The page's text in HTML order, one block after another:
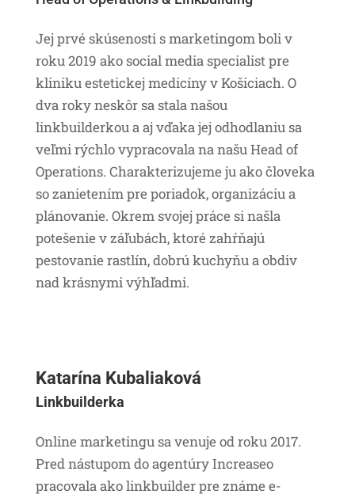
Jej prvé skúsenosti s marketingom boli v
roku 2019 ako social media specialist pre
kliniku estetickej medicíny v Košiciach. O
dva roky neskôr sa stala našou
linkbuilderkou a aj vďaka jej odhodlaniu sa
veľmi rýchlo vypracovala na našu Head of
Operations. Charakterizujeme ju ako človeka
so zanietením pre poriadok, organizáciu a
plánovanie. Okrem svojej práce si našla
potešenie v záľubách, ktoré zahŕňajú
pestovanie rastlín, dobrú kuchyňu a obdiv
nad krásnymi výhľadmi.
Katarína Kubaliaková
Linkbuilderka
Online marketingu sa venuje od roku 2017.
Pred nástupom do agentúry Increaseo
pracovala ako linkbuilder pre známe e-